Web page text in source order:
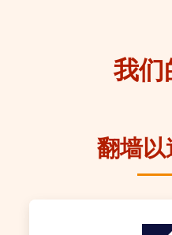
我们
翻墙